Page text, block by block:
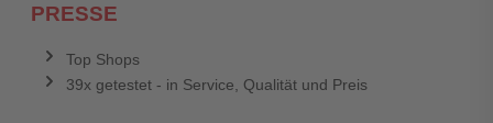
PRESSE
Top Shops
39x getestet - in Service, Qualität und Preis